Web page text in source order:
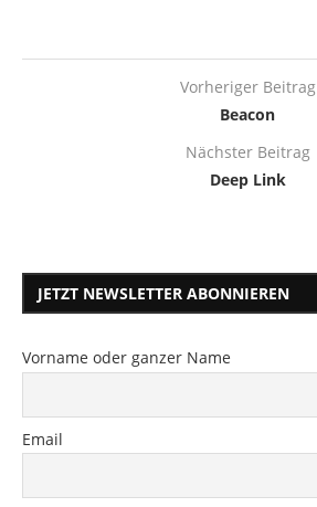
Vorheriger Beitrag
Beacon
Nächster Beitrag
Deep Link
JETZT NEWSLETTER ABONNIEREN
Vorname oder ganzer Name
Email